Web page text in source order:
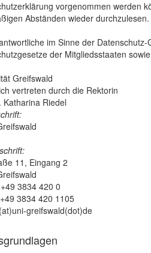
vorgenommen werden
Abständen wieder durchzulesen.
im Sinne der
der Mitgliedsstaaten
Greifswald
vertreten durch die Rektorin
Katharina Riedel
11, Eingang 2
3834 420 0
3834 420 1105
greifswald(dot)de